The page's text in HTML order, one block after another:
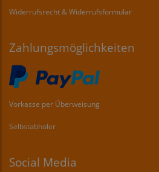
Widerrufsrecht & Widerrufsformular
Zahlungsmöglichkeiten
Vorkasse per Überweisung
Selbstabholer
Social Media